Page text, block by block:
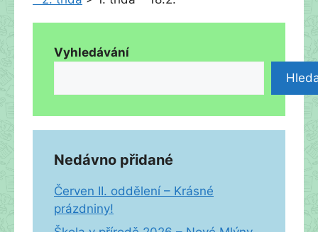
Vyhledávání
Nedávno přidané
Červen II. oddělení – Krásné
prázdniny!